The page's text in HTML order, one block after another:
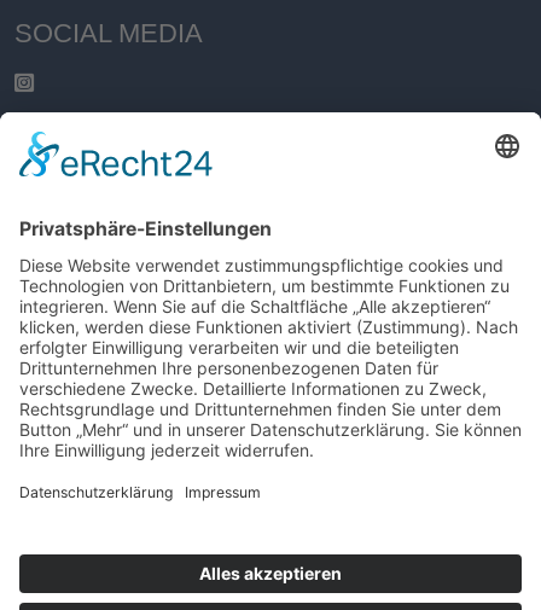
SOCIAL MEDIA
RECHTLICHES
Datenschutzerklärung
Haftungsausschluss
Bildnachweise
Cookie-Einstellungen
© Schomaker Trockenbau
Webdesign von
Webdesign von